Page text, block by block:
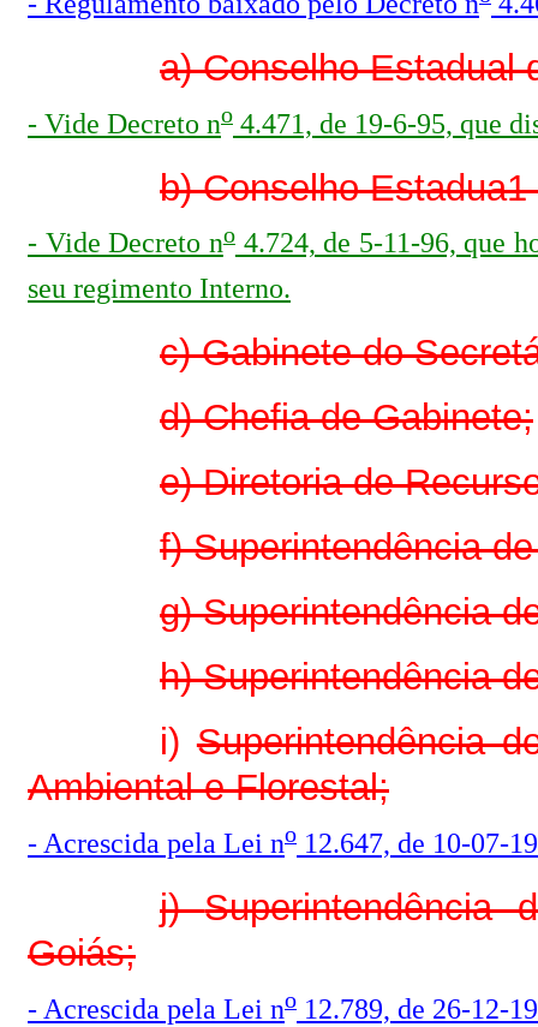
a) Conselho Estadual
- Vide Decreto no 4.471, de 19-6-95, que
b) Conselho
- Vide Decreto no4.724, de 5-11-96, que
seu regimento Interno.
c) Gabinete do
d) Chefia de Gabinete;
e) Diretoria de
f) Superintendência
g) Superintendência
h) Superintendência
i) Superintendência
Ambiental e Florestal;
- Acrescida pela Lei no 12.647, de 10-07-
j) Superintendência
Goiás;
- Acrescida pela Lei no 12.789, de 26-12-